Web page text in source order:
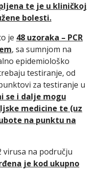
te je u kliničkoj
bolesti.
je 48 uzoraka – PCR
, sa sumnjom na
epidemiološko
testiranje, od
za testiranje u
se i dalje mogu
medicine te (uz
na punktu na
virusa na području
je kod ukupno